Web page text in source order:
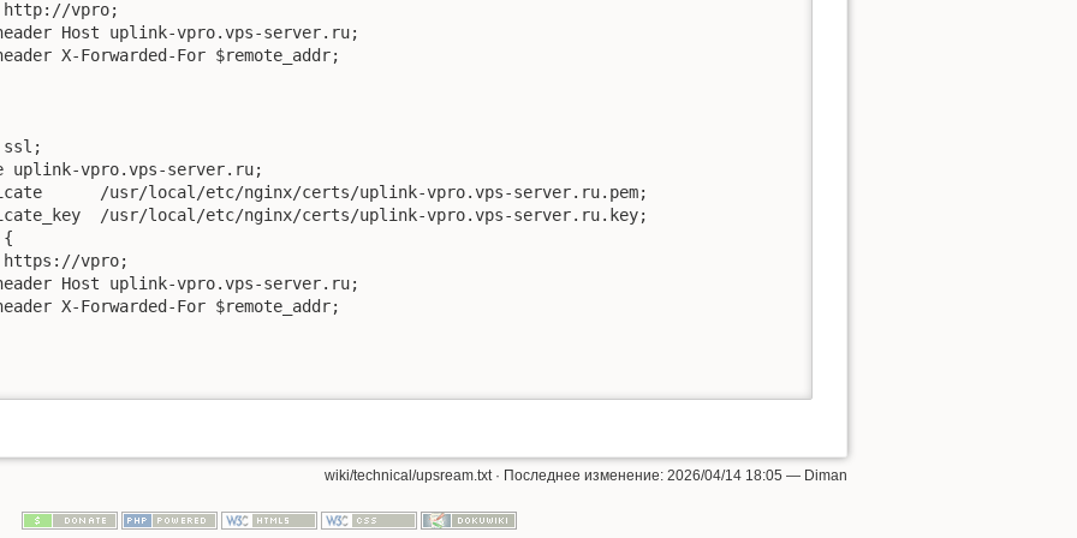
wiki/technical/upsream.txt· Последнее изменение: 2026/04/14 18:05 — Diman